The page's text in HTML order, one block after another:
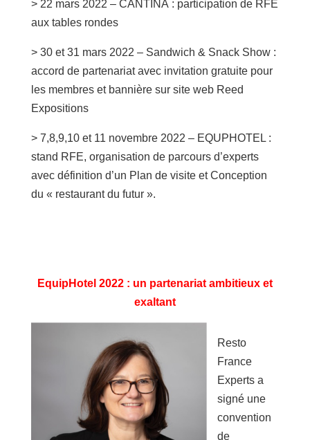
> 22 mars 2022 – CANTINA : participation de RFE
aux tables rondes
> 30 et 31 mars 2022 – Sandwich & Snack Show :
accord de partenariat avec invitation gratuite pour
les membres et bannière sur site web Reed
Expositions
> 7,8,9,10 et 11 novembre 2022 – EQUPHOTEL :
stand RFE, organisation de parcours d’experts
avec définition d’un Plan de visite et Conception
du « restaurant du futur ».
EquipHotel 2022 : un partenariat ambitieux et
exaltant
Resto
France
Experts a
signé une
convention
de